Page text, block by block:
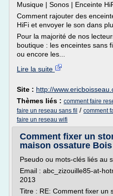
Musique | Sonos | Enceinte
Comment rajouter des
HiFi et envoyer le son dans
Pour la majorité de nos
boutique : les enceintes sans
ou encore les...
Lire la suite
Site : http://
Thèmes liés : comment faire
faire un reseau sans fil / comment
faire un reseau wifi
Comment fixer un
maison ossature Bois
Pseudo ou mots-clés liés au
Email : abc_zizouille85-at-
2013
Titre : RE: Comment fixer un